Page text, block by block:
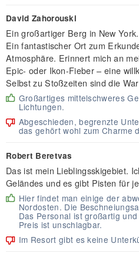
David Zahorouski
Ein großartiger Berg in New
Ein fantastischer Ort zum
Atmosphäre. Erinnert mich an
Epic- oder Ikon-Fieber – eine
Selbst zu Stoßzeiten sind die
Großartiges mittelschweres
Lichtungen.
Abgeschieden, begrenzte
das gehört wohl zum Charme
Robert Beretvas
Das ist mein Lieblingsskigebiet.
Geländes und es gibt Pisten für
Hier findet man einige der
Nordosten. Die
Das Personal ist großartig
Preis ist unschlagbar.
Im Resort gibt es keine